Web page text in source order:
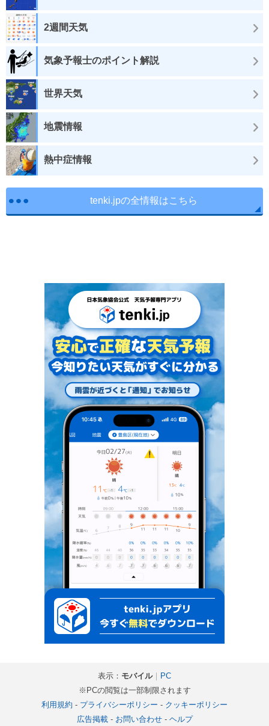
2週間天気
気象予報士のポイント解説
世界天気
地震情報
熱中症情報
tenki.jpの全情報はこちら
表示： モバイル｜ PC
※PCの閲覧は一部制限されます
利用規約 - プライバシーポリシー - クッキーポリシー
広告掲載- お問い合わせ- ヘルプ